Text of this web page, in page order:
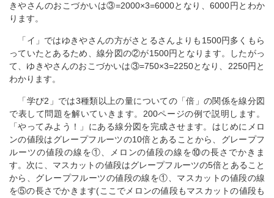
きやさんのおこづかいは③=2000×3=6000となり、6000円とわか
ります。
「イ」ではゆきやさんの方がさとるさんよりも1500円多くもら
っていたとあるため、線分図の②が1500円となります。したがっ
て、ゆきやさんのおこづかいは③=750×3=2250となり、2250円と
わかります。
「学び2」では3種類以上の量についての「倍」の関係を線分図
で表して問題を解いていきます。200ページの例で説明します。
「やってみよう！」にある線分図を完成させます。はじめにメロ
ンの値段はグレープフルーツの10倍とあることから、グレープフ
ルーツの値段の線を①、メロンの値段の線を⑩の長さでかきま
す。次に、マスカットの値段はグレープフルーツの5倍とあること
から、グレープフルーツの値段の線を①、マスカットの値段の線
を⑤の長さでかきます(ここでメロンの値段もマスカットの値段も